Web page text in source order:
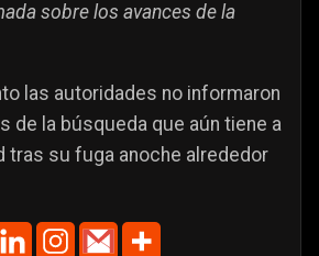
sobre los avances de la
las autoridades no informaron
de la búsqueda que aún tiene a
tras su fuga anoche alrededor